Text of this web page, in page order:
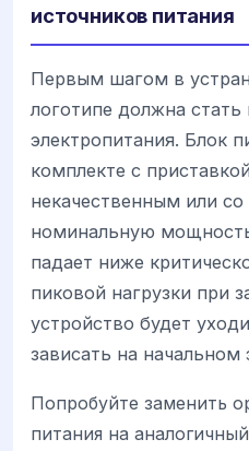
источников питания
Первым шагом в
логотипе должна
электропитания. Блок
комплекте с
некачественным или
номинальную
падает ниже
пиковой нагрузки при
устройство будет
зависать на начальном
Попробуйте заменить
питания на